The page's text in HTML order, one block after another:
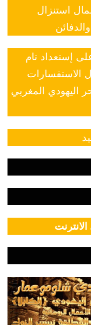
استنزال
إستعداد تام
الاستفسارات
اليهودي المغربي